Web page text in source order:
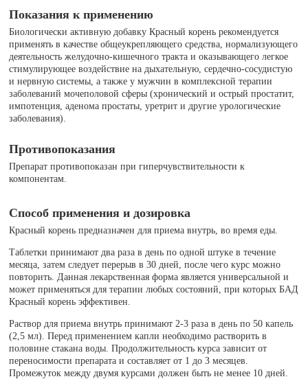
Показания к применению
Биологически активную добавку Красный корень рекомендуется
применять в качестве общеукрепляющего средства, нормализующего
деятельность желудочно-кишечного тракта и оказывающего легкое
стимулирующее воздействие на дыхательную, сердечно-сосудистую
и нервную системы, а также у мужчин в комплексной терапии
заболеваний мочеполовой сферы (хронический и острый простатит,
импотенция, аденома простаты, уретрит и другие урологические
заболевания).
Противопоказания
Препарат противопоказан при гиперчувствительности к
компонентам.
Способ применения и дозировка
Красный корень предназначен для приема внутрь, во время еды.
Таблетки принимают два раза в день по одной штуке в течение
месяца, затем следует перерыв в 30 дней, после чего курс можно
повторить. Данная лекарственная форма является универсальной и
может применяться для терапии любых состояний, при которых БАД
Красный корень эффективен.
Раствор для приема внутрь принимают 2-3 раза в день по 50 капель
(2,5 мл). Перед применением капли необходимо растворить в
половине стакана воды. Продолжительность курса зависит от
переносимости препарата и составляет от 1 до 3 месяцев.
Промежуток между двумя курсами должен быть не менее 10 дней.